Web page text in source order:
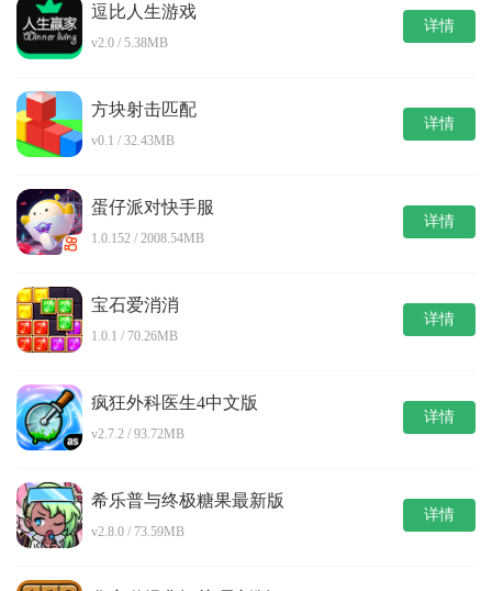
逗比人生游戏
v2.0 / 5.38MB
详情
方块射击匹配
v0.1 / 32.43MB
详情
蛋仔派对快手服
1.0.152 / 2008.54MB
详情
宝石爱消消
1.0.1 / 70.26MB
详情
疯狂外科医生4中文版
v2.7.2 / 93.72MB
详情
希乐普与终极糖果最新版
v2.8.0 / 73.59MB
详情